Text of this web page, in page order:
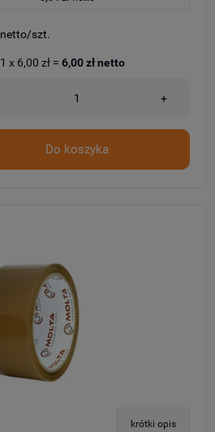
netto/szt.
+
Do koszyka
1 x 6,00 zł = 6,00 złnetto
krótki opis